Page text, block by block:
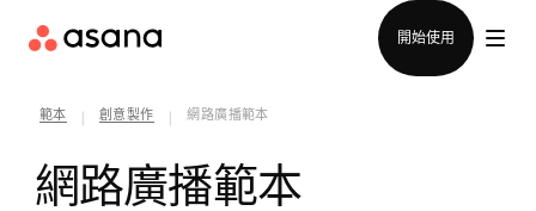
開始使用
範本 創意製作 網路廣播範本
網路廣播範本